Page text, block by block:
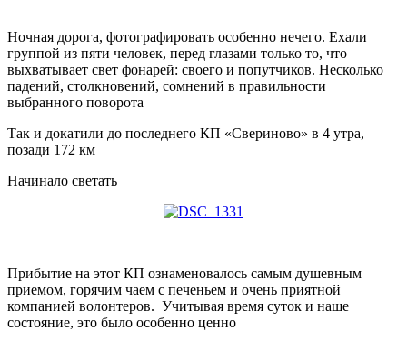
Ночная дорога, фотографировать особенно нечего. Ехали
группой из пяти человек, перед глазами только то, что
выхватывает свет фонарей: своего и попутчиков. Несколько
падений, столкновений, сомнений в правильности
выбранного поворота
Так и докатили до последнего КП «Свериново» в 4 утра,
позади 172 км
Начинало светать
Прибытие на этот КП ознаменовалось самым душевным
приемом, горячим чаем с печеньем и очень приятной
компанией волонтеров. Учитывая время суток и наше
состояние, это было особенно ценно